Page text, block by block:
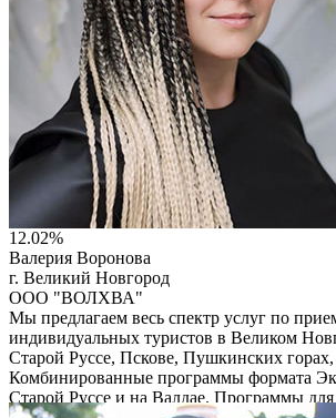
12.02%
Валерия Воронова
г. Великий Новгород
ООО "ВОЛХВА"
Мы предлагаем весь спектр услуг по
индивидуальных туристов в Великом
Старой Руссе, Пскове, Пушкинских
Комбинированные программы формата
Старой Руссе и на Валдае. Программы